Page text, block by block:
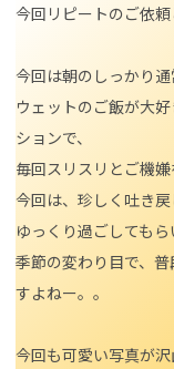
今回リピートのご依頼
今回は朝のしっかり
ウェットのご飯が大
ションで、
毎回スリスリとご機
今回は、珍しく吐き
ゆっくり過ごしてもら
季節の変わり目で、
すよねー。。
今回も可愛い写真が沢